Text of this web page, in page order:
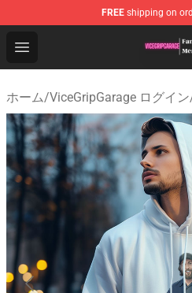
FREE shipping on
Open menu
ViceGripGarage Store -
ホーム/ViceGripGarage ログイン